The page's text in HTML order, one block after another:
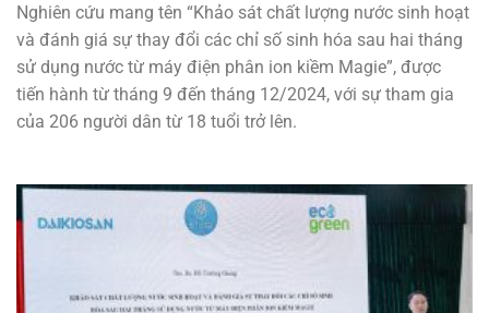
Nghiên cứu mang tên “Khảo sát chất lượng nước sinh hoạt
và đánh giá sự thay đổi các chỉ số sinh hóa sau hai tháng
sử dụng nước từ máy điện phân ion kiềm Magie”, được
tiến hành từ tháng 9 đến tháng 12/2024, với sự tham gia
của 206 người dân từ 18 tuổi trở lên.